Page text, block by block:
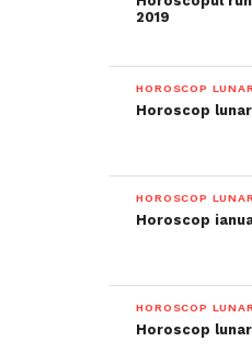
2019
HOROSCOP
Horoscop
HOROSCOP
Horoscop
HOROSCOP
Horoscop